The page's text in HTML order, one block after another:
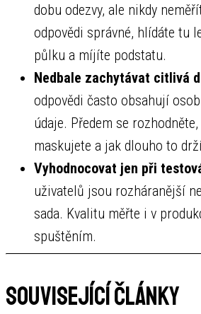
dobu odezvy, ale nikdy
odpovědi správné, hlídáte tu
půlku a míjíte podstatu.
Nedbale zachytávat citlivá
odpovědi často obsahují
údaje. Předem se
maskujete a jak dlouho to
Vyhodnocovat jen při
uživatelů jsou rozháranější
sada. Kvalitu měřte i v
spuštěním.
Související články